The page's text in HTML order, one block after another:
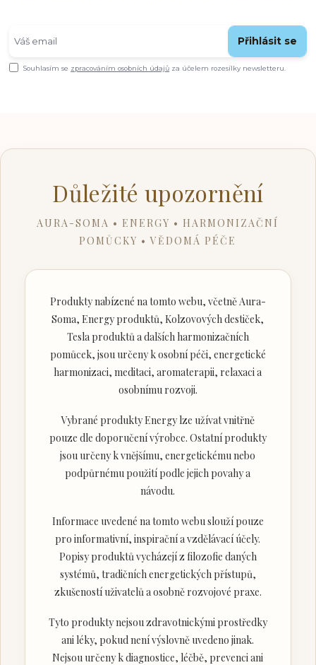
Přihlásit se
Souhlasím se zpracováním osobních údajů za účelem rozesílky newsletteru.
Důležité upozornění
AURA-SOMA • ENERGY • HARMONIZAČNÍ
POMŮCKY • VĚDOMÁ PÉČE
Produkty nabízené na tomto webu, včetně Aura-
Soma, Energy produktů, Kolzovových destiček,
Tesla produktů a dalších harmonizačních
pomůcek, jsou určeny k osobní péči, energetické
harmonizaci, meditaci, aromaterapii, relaxaci a
osobnímu rozvoji.
Vybrané produkty Energy lze užívat vnitřně
pouze dle doporučení výrobce. Ostatní produkty
jsou určeny k vnějšímu, energetickému nebo
podpůrnému použití podle jejich povahy a
návodu.
Informace uvedené na tomto webu slouží pouze
pro informativní, inspirační a vzdělávací účely.
Popisy produktů vycházejí z filozofie daných
systémů, tradičních energetických přístupů,
zkušeností uživatelů a osobně rozvojové praxe.
Tyto produkty nejsou zdravotnickými prostředky
ani léky, pokud není výslovně uvedeno jinak.
Nejsou určeny k diagnostice, léčbě, prevenci ani